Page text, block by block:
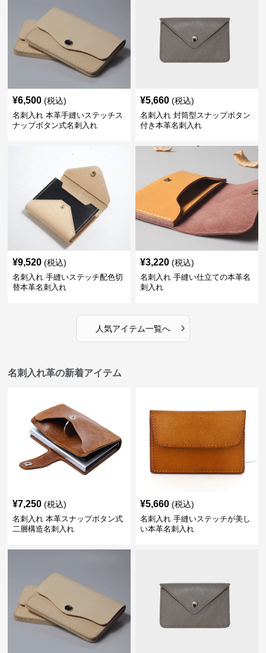
¥6,500 (税込)
名刺入れ 本革手縫いステッチス
ナップボタン式名刺入れ
¥5,660 (税込)
名刺入れ 封筒型スナップボタン
付き本革名刺入れ
¥9,520 (税込)
名刺入れ 手縫いステッチ配色切
替本革名刺入れ
¥3,220 (税込)
名刺入れ 手縫い仕立ての本革名
刺入れ
人気アイテム一覧へ ›
名刺入れ革の新着アイテム
¥7,250 (税込)
名刺入れ 本革スナップボタン式
二層構造名刺入れ
¥5,660 (税込)
名刺入れ 手縫いステッチが美し
い本革名刺入れ